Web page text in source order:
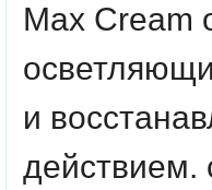
Max Cream
и
действием.